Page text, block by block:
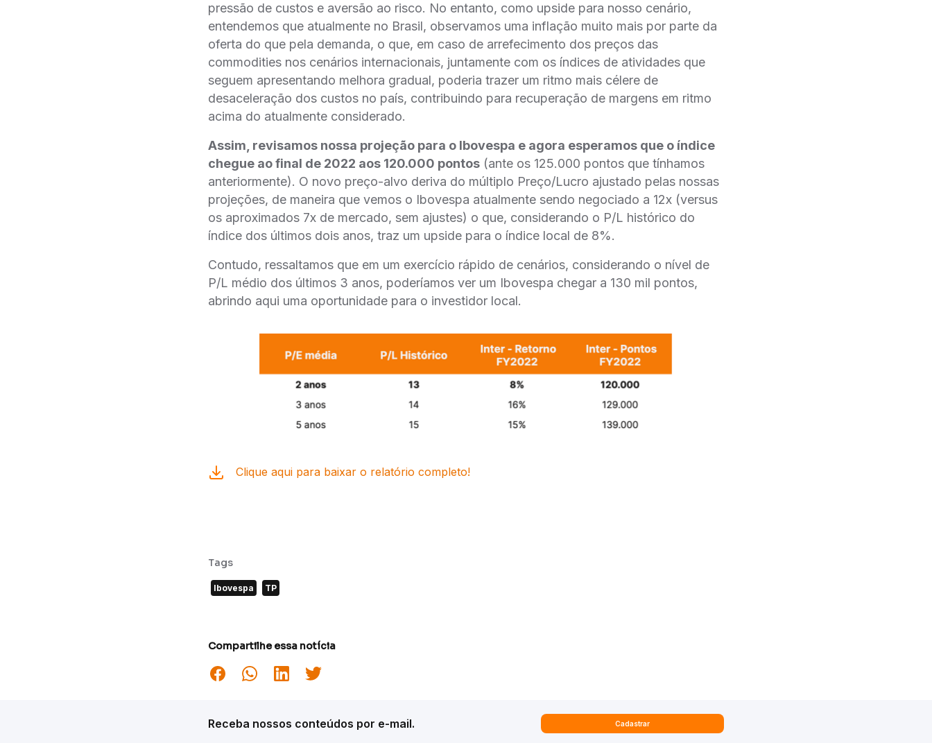
pressão de custos e aversão ao risco. No entanto, como upside para nosso cenário,
entendemos que atualmente no Brasil, observamos uma inflação muito mais por parte da
oferta do que pela demanda, o que, em caso de arrefecimento dos preços das
commodities nos cenários internacionais, juntamente com os índices de atividades que
seguem apresentando melhora gradual, poderia trazer um ritmo mais célere de
desaceleração dos custos no país, contribuindo para recuperação de margens em ritmo
acima do atualmente considerado.
Assim, revisamos nossa projeção para o Ibovespa e agora esperamos que o índice
chegue ao final de 2022 aos 120.000 pontos (ante os 125.000 pontos que tínhamos
anteriormente). O novo preço-alvo deriva do múltiplo Preço/Lucro ajustado pelas nossas
projeções, de maneira que vemos o Ibovespa atualmente sendo negociado a 12x (versus
os aproximados 7x de mercado, sem ajustes) o que, considerando o P/L histórico do
índice dos últimos dois anos, traz um upside para o índice local de 8%.
Contudo, ressaltamos que em um exercício rápido de cenários, considerando o nível de
P/L médio dos últimos 3 anos, poderíamos ver um Ibovespa chegar a 130 mil pontos,
abrindo aqui uma oportunidade para o investidor local.
Clique aqui para baixar o relatório completo!
Tags
Ibovespa TP
Compartilhe essa notícia
Receba nossos conteúdos por e-mail. Cadastrar